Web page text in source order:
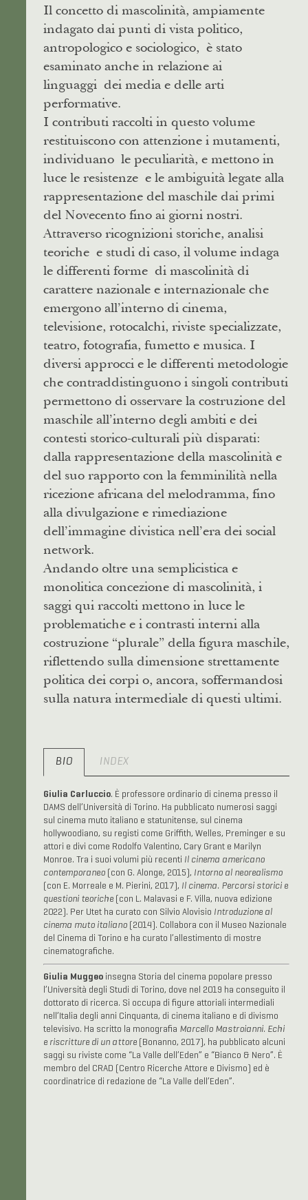
Il concetto di mascolinità, ampiamente
indagato dai punti di vista politico,
antropologico e sociologico, è stato
esaminato anche in relazione ai
linguaggi dei media e delle arti
performative.
I contributi raccolti in questo volume
restituiscono con attenzione i mutamenti,
individuano le peculiarità, e mettono in
luce le resistenze e le ambiguità legate alla
rappresentazione del maschile dai primi
del Novecento fino ai giorni nostri.
Attraverso ricognizioni storiche, analisi
teoriche e studi di caso, il volume indaga
le differenti forme di mascolinità di
carattere nazionale e internazionale che
emergono all’interno di cinema,
televisione, rotocalchi, riviste specializzate,
teatro, fotografia, fumetto e musica. I
diversi approcci e le differenti metodologie
che contraddistinguono i singoli contributi
permettono di osservare la costruzione del
maschile all’interno degli ambiti e dei
contesti storico-culturali più disparati:
dalla rappresentazione della mascolinità e
del suo rapporto con la femminilità nella
ricezione africana del melodramma, fino
alla divulgazione e rimediazione
dell’immagine divistica nell’era dei social
network.
Andando oltre una semplicistica e
monolitica concezione di mascolinità, i
saggi qui raccolti mettono in luce le
problematiche e i contrasti interni alla
costruzione “plurale” della figura maschile,
riflettendo sulla dimensione strettamente
politica dei corpi o, ancora, soffermandosi
sulla natura intermediale di questi ultimi.
BIO INDEX
Giulia Carluccio. È professore ordinario di cinema presso il
DAMS dell’Università di Torino. Ha pubblicato numerosi saggi
sul cinema muto italiano e statunitense, sul cinema
hollywoodiano, su registi come Griffith, Welles, Preminger e su
attori e divi come Rodolfo Valentino, Cary Grant e Marilyn
Monroe. Tra i suoi volumi più recenti Il cinema americano
contemporaneo(con G. Alonge, 2015), Intorno al neorealismo
(con E. Morreale e M. Pierini, 2017), Il cinema. Percorsi storici e
questioni teoriche(con L. Malavasi e F. Villa, nuova edizione
2022). Per Utet ha curato con Silvio Alovisio Introduzione al
cinema muto italiano(2014). Collabora con il Museo Nazionale
del Cinema di Torino e ha curato l’allestimento di mostre
cinematografiche.
Giulia Muggeoinsegna Storia del cinema popolare presso
l’Università degli Studi di Torino, dove nel 2019 ha conseguito il
dottorato di ricerca. Si occupa di figure attoriali intermediali
nell’Italia degli anni Cinquanta, di cinema italiano e di divismo
televisivo. Ha scritto la monografia Marcello Mastroianni. Echi
e riscritture di un attore(Bonanno, 2017), ha pubblicato alcuni
saggi su riviste come “La Valle dell’Eden” e “Bianco & Nero”. È
membro del CRAD (Centro Ricerche Attore e Divismo) ed è
coordinatrice di redazione de “La Valle dell’Eden”.